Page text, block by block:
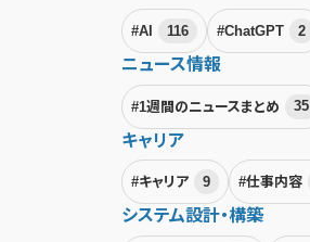
#AI 116 #ChatGPT 2
ニュース情報
#1週間のニュースまとめ 35
キャリア
#キャリア 9 #仕事内容
システム設計・構築